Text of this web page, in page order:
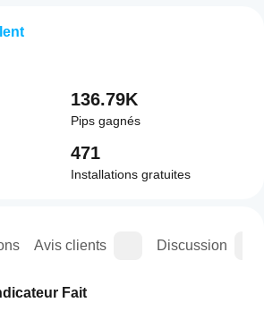
Avis clients Discussion
Fait
136.79K
Pips gagnés
471
Installations gratuites